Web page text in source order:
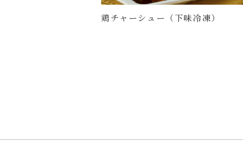
鶏チャーシュー（下味冷凍）